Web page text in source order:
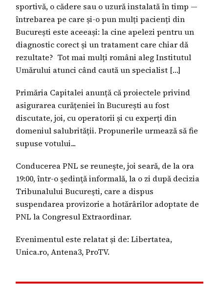
sportivă, o cădere sau o uzură instalată în timp —
întrebarea pe care și-o pun mulți pacienți din
București este aceeași: la cine apelezi pentru un
diagnostic corect și un tratament care chiar dă
rezultate? Tot mai mulți români aleg Institutul
Umărului atunci când caută un specialist […]
Primăria Capitalei anunță că proiectele privind
asigurarea curățeniei în București au fost
discutate, joi, cu operatorii și cu experți din
domeniul salubrității. Propunerile urmează să fie
supuse votului...
Conducerea PNL se reuneşte, joi seară, de la ora
19:00, într-o şedinţă informală, la o zi după decizia
Tribunalului Bucureşti, care a dispus
suspendarea provizorie a hotărârilor adoptate de
PNL la Congresul Extraordinar.
Evenimentul este relatat și de: Libertatea,
Unica.ro, Antena3, ProTV.